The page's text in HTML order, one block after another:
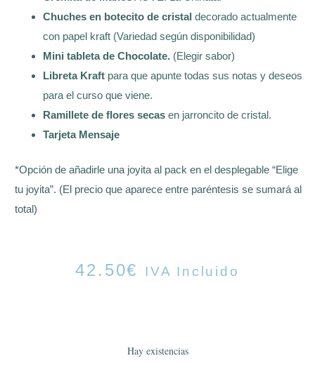
Chuches en botecito de cristal decorado actualmente
con papel kraft (Variedad según disponibilidad)
Mini tableta de Chocolate. (Elegir sabor)
Libreta Kraft para que apunte todas sus notas y deseos
para el curso que viene.
Ramillete de flores secas en jarroncito de cristal.
Tarjeta Mensaje
*Opción de añadirle una joyita al pack en el desplegable “Elige
tu joyita”. (El precio que aparece entre paréntesis se sumará al
total)
42.50€ IVA Incluido
Hay existencias